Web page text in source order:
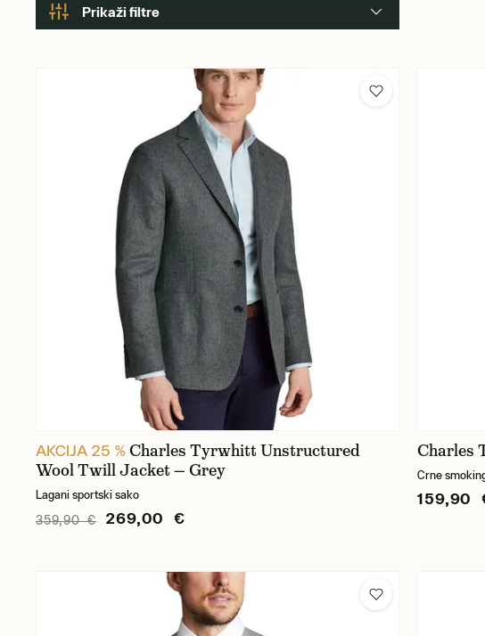
Prikaži filtre
AKCIJA 25 %Charles Tyrwhitt Unstructured
Wool Twill Jacket — Grey
Lagani sportski sako
359,90 € 269,00 €
Charles
Crne
159,90